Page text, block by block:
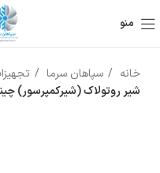
منو
خانه سپاهان سرما
شیر روتولاک (شیرکمپرسور) چینی